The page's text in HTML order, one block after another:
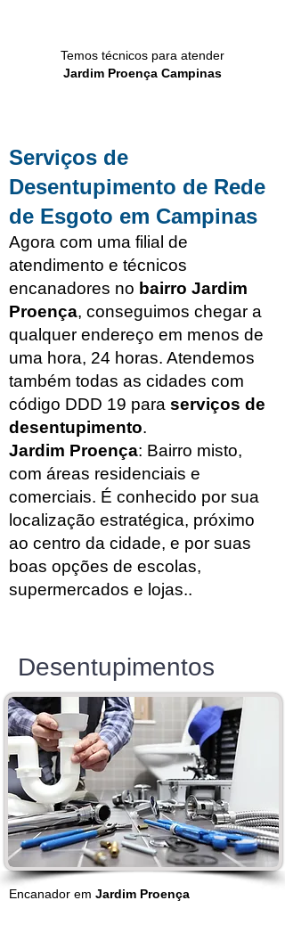
Temos técnicos para atender
Jardim Proença Campinas
Serviços de
Desentupimento de Rede
de Esgoto em Campinas
Agora com uma filial de
atendimento e técnicos
encanadores no bairro Jardim
Proença, conseguimos chegar a
qualquer endereço em menos de
uma hora, 24 horas. Atendemos
também todas as cidades com
código DDD 19 para serviços de
desentupimento.
Jardim Proença: Bairro misto,
com áreas residenciais e
comerciais. É conhecido por sua
localização estratégica, próximo
ao centro da cidade, e por suas
boas opções de escolas,
supermercados e lojas..
Desentupimentos
Encanador em Jardim Proença